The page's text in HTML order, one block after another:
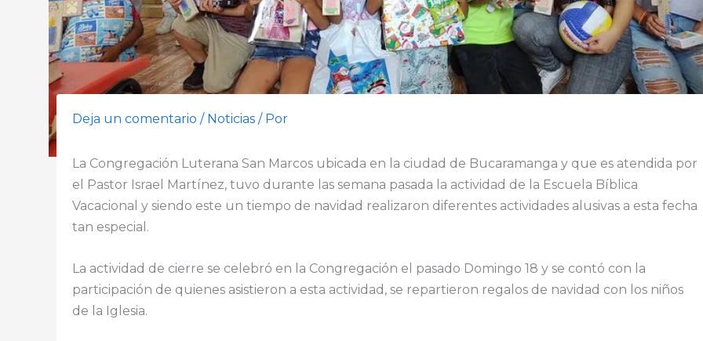
Deja un comentario / Noticias / Por
La Congregación Luterana San Marcos ubicada en la ciudad de Bucaramanga y que es atendida por
el Pastor Israel Martínez, tuvo durante las semana pasada la actividad de la Escuela Bíblica
Vacacional y siendo este un tiempo de navidad realizaron diferentes actividades alusivas a esta fecha
tan especial.
La actividad de cierre se celebró en la Congregación el pasado Domingo 18 y se contó con la
participación de quienes asistieron a esta actividad, se repartieron regalos de navidad con los niños
de la Iglesia.